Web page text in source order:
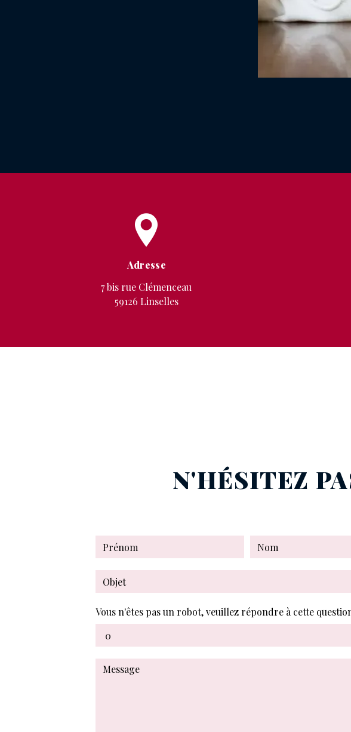
Adresse
7 bis rue Clémenceau
59126 Linselles
N'HÉSITEZ
Vous n'êtes pas un robot, veuillez répondre à cette